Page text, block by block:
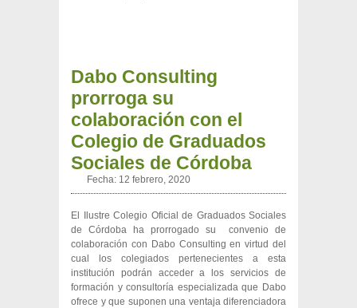
Dabo Consulting
prorroga su
colaboración con el
Colegio de Graduados
Sociales de Córdoba
Fecha: 12 febrero, 2020
El Ilustre Colegio Oficial de Graduados Sociales
de Córdoba ha prorrogado su convenio de
colaboración con Dabo Consulting en virtud del
cual los colegiados pertenecientes a esta
institución podrán acceder a los servicios de
formación y consultoría especializada que Dabo
ofrece y que suponen una ventaja diferenciadora